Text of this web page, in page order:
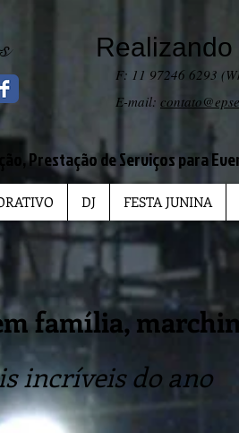
Realizando
F: 11 97246 6293
E-mail:
Prestação de Serviços para
DJ FESTA JUNINA
família,
incríveis do ano